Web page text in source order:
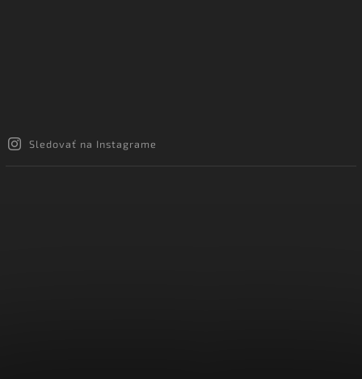
Sledovať na Instagrame